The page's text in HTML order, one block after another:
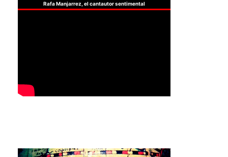
Rafa Manjarrez, el cantautor sentimental